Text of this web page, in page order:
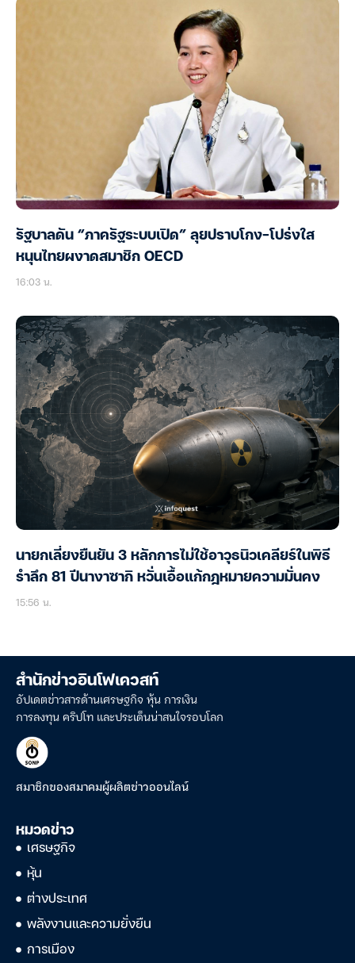
รัฐบาลดัน “ภาครัฐระบบเปิด” ลุยปราบโกง-โปร่งใส
หนุนไทยผงาดสมาชิก OECD
16:03 น.
นายกเลี่ยงยืนยัน 3 หลักการไม่ใช้อาวุธนิวเคลียร์ในพิธี
รำลึก 81 ปีนางาซากิ หวั่นเอื้อแก้กฎหมายความมั่นคง
15:56 น.
สำนักข่าวอินโฟเควสท์
อัปเดตข่าวสารด้านเศรษฐกิจ หุ้น การเงิน
การลงทุน คริปโท และประเด็นน่าสนใจรอบโลก
สมาชิกของสมาคมผู้ผลิตข่าวออนไลน์
หมวดข่าว
เศรษฐกิจ
หุ้น
ต่างประเทศ
พลังงานและความยั่งยืน
การเมือง